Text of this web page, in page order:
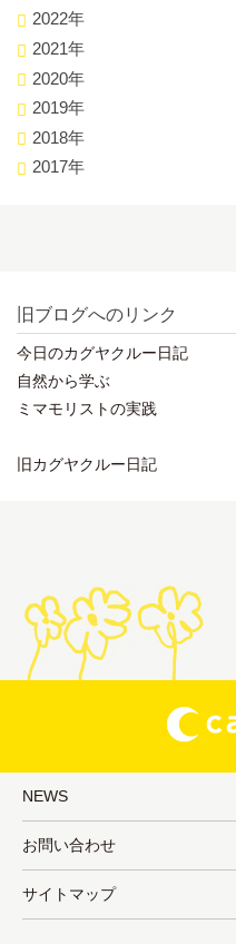
2022年
2021年
2020年
2019年
2018年
2017年
旧ブログへのリンク
今日のカグヤクルー日記
自然から学ぶ
ミマモリストの実践
旧カグヤクルー日記
NEWS
お問い合わせ
サイトマップ